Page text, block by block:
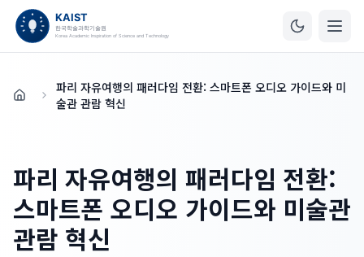
홈
파리 자유여행의 패러다임 전환: 스마트폰 오디오 가이드와 미
술관 관람 혁신
파리 자유여행의 패러다임 전환:
스마트폰 오디오 가이드와 미술관
관람 혁신